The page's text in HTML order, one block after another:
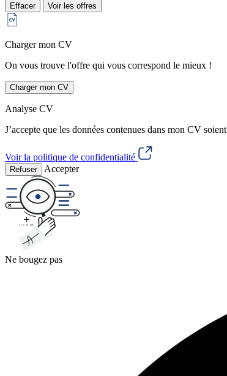
Effacer Voir les offres
Charger mon CV
On vous trouve l'offre qui vous correspond le mieux !
Charger mon CV
Analyse CV
J’accepte que les données contenues dans mon CV
Voir la politique de confidentialité
Refuser Accepter
Ne bougez pas